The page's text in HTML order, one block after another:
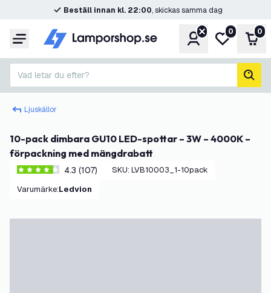
Beställ innan kl. 22:00, skickas samma dag
Meny KontoMin0 0
Vad letar du efter?
sök
Ljuskällor
10-pack dimbara GU10 LED-spottar – 3W – 4000K –
förpackning med mängdrabatt
4.3 stjärnbetyg4.3 (107) SKU: LVB10003_1-10pack
Varumärke: Ledvion